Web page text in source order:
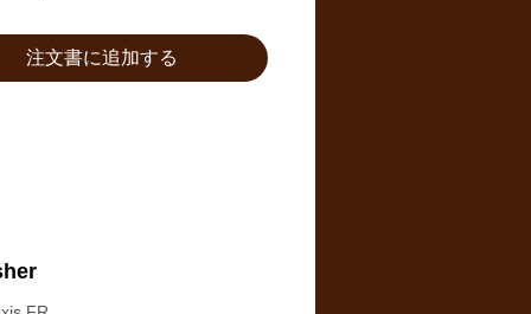
注文書に追加する